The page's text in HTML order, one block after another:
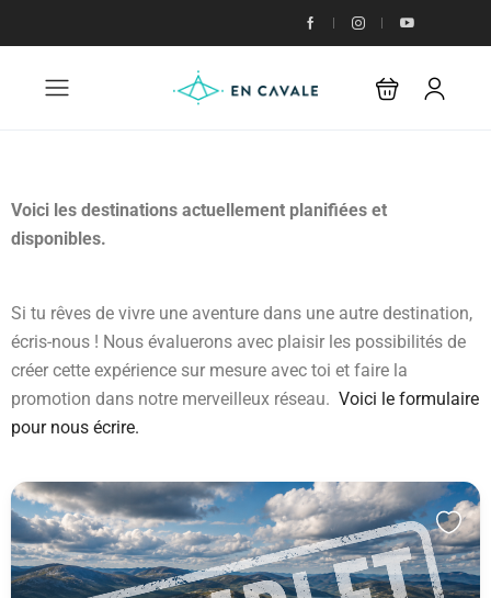
Voici les destinations actuellement planifiées et
disponibles.
Si tu rêves de vivre une aventure dans une autre destination,
écris-nous ! Nous évaluerons avec plaisir les possibilités de
créer cette expérience sur mesure avec toi et faire la
promotion dans notre merveilleux réseau. Voici le formulaire
pour nous écrire.